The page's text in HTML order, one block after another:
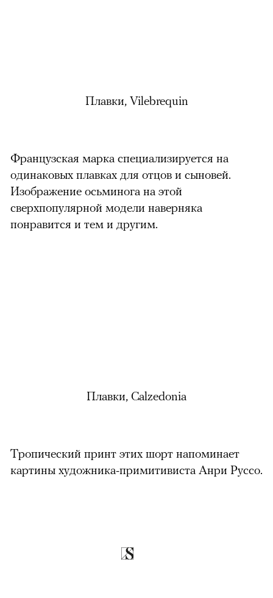
Плавки, Vilebrequin
Французская марка специализируется на
одинаковых плавках для отцов и сыновей.
Изображение осьминога на этой
сверхпопулярной модели наверняка
понравится и тем и другим.
Плавки, Calzedonia
Тропический принт этих шорт напоминает
картины художника-примитивиста Анри Руссо.